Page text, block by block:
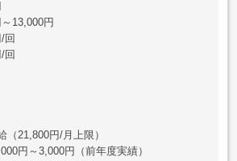
13,000円
回
回
（21,800円/月上限）
円～3,000円（前年度実績）